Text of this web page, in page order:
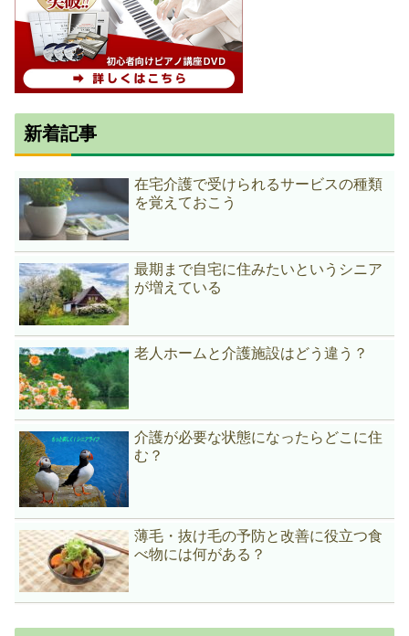
新着記事
在宅介護で受けられるサービスの種類
を覚えておこう
最期まで自宅に住みたいというシニア
が増えている
老人ホームと介護施設はどう違う？
介護が必要な状態になったらどこに住
む？
薄毛・抜け毛の予防と改善に役立つ食
べ物には何がある？